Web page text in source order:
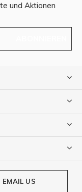
und Aktionen
EMAIL US